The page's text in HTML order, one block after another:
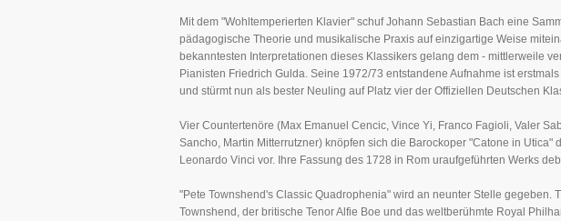
Mit dem "Wohltemperierten Klavier" schuf Johann Sebastian Bach eine
pädagogische Theorie und musikalische Praxis auf einzigartige Weise
bekanntesten Interpretationen dieses Klassikers gelang dem - mittlerweile
Pianisten Friedrich Gulda. Seine 1972/73 entstandene Aufnahme ist
und stürmt nun als bester Neuling auf Platz vier der Offiziellen Deutschen
Vier Countertenöre (Max Emanuel Cencic, Vince Yi, Franco Fagioli, Valer
Sancho, Martin Mitterrutzner) knöpfen sich die Barockoper "Catone in Utica"
Leonardo Vinci vor. Ihre Fassung des 1728 in Rom uraufgeführten Werks
"Pete Townshend's Classic Quadrophenia" wird an neunter Stelle gegeben.
Townshend, der britische Tenor Alfie Boe und das weltberühmte Royal